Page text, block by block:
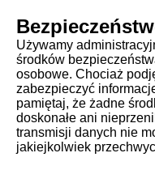
Używamy
środków
osobowe. Chociaż
zabezpieczyć
pamiętaj, że żadne
doskonałe ani
transmisji danych nie
jakiejkolwiek